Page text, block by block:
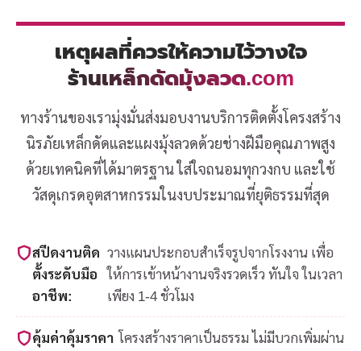
เหตุผลที่ควรให้ความไว้วางใจ
ร้านเหล็กดัดมุ้งลวด.com
ทางร้านของเรามุ่งมั่นส่งมอบงานบริการติดตั้งโครงสร้าง
นิรภัยเหล็กดัดและแผงมุ้งลวดด้วยช่างฝีมือคุณภาพสูง
ด้วยเทคนิคที่ได้มาตรฐาน ใส่ใจถนอมทุกวงกบ และใช้
วัสดุเกรดอุตสาหกรรมในงบประมาณที่ยุติธรรมที่สุด
สปีดงานติด
ตั้งระดับมือ
อาชีพ:
วางแผนประกอบสำเร็จรูปจากโรงงาน เพื่อ
ให้การเข้าหน้างานจริงรวดเร็ว ทันใจ ในเวลา
เพียง 1-4 ชั่วโมง
คุ้มค่าคุ้มราคา โครงสร้างราคาเป็นธรรม ไม่มีบวกเพิ่มผ่าน